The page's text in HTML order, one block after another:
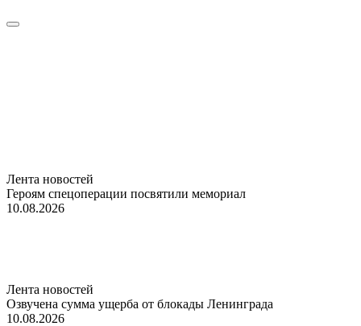
Лента новостей
Героям спецоперации посвятили мемориал
10.08.2026
Лента новостей
Озвучена сумма ущерба от блокады Ленинграда
10.08.2026